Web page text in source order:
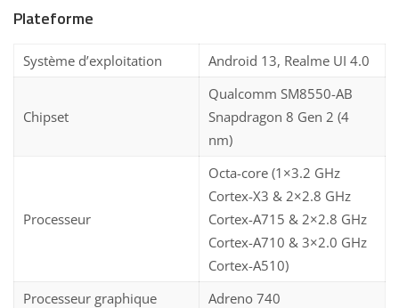
Plateforme
Système d’exploitation Android 13, Realme UI 4.0
Chipset
Qualcomm SM8550-AB
Snapdragon 8 Gen 2 (4
nm)
Processeur
Octa-core (1×3.2 GHz
Cortex-X3 & 2×2.8 GHz
Cortex-A715 & 2×2.8 GHz
Cortex-A710 & 3×2.0 GHz
Cortex-A510)
Processeur graphique
Adreno 740